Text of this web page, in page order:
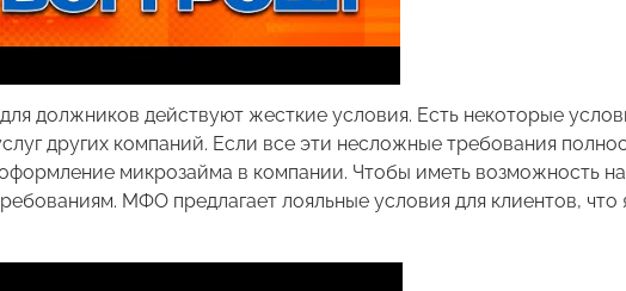
должников действуют жесткие условия. Есть некоторые
других компаний. Если все эти несложные требования
микрозайма в компании. Чтобы иметь возможность
МФО предлагает лояльные условия для клиентов, что